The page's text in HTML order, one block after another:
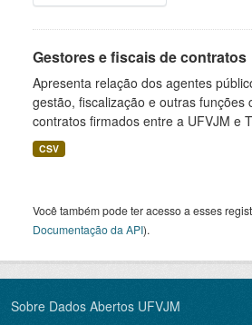
Gestores e fiscais de contratos
Apresenta relação dos agentes
gestão, fiscalização e outras funções
contratos firmados entre a UFVJM e
CSV
Você também pode ter acesso a esses
Documentação da API).
Sobre Dados Abertos UFVJM